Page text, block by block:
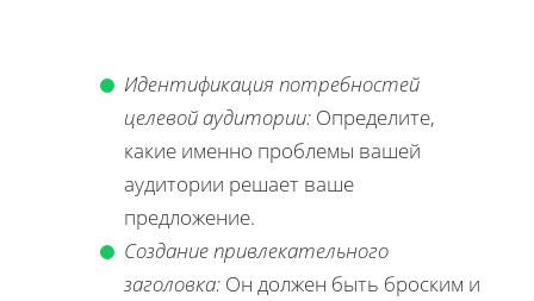
Идентификация потребностей
целевой аудитории: Определите,
какие именно проблемы вашей
аудитории решает ваше
предложение.
Создание привлекательного
заголовка: Он должен быть броским и